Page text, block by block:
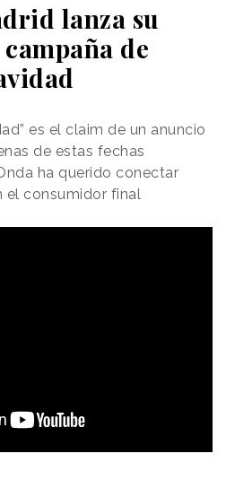
lanza su
de
es el claim de un anuncio
de estas fechas
ha querido conectar
consumidor final